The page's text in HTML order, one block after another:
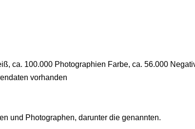
ca. 100.000 Photographien Farbe, ca. 56.000
vorhanden
und Photographen, darunter die genannten.